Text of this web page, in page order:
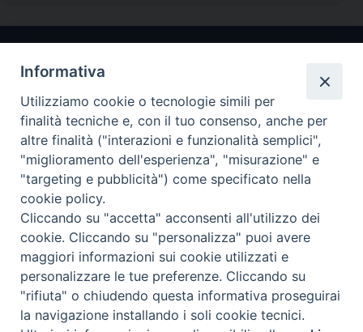
Arcidiocesi di Ravenna-Cervia
CONTATTI
Piazza Arcivescovado, 1 48121- Ravenna
tel 0544.541655
curia@diocesiravennacervia.it
Per segnalazioni tecniche e aggiornamenti:
Informativa
Utilizziamo cookie o tecnologie simili per
finalità tecniche e, con il tuo consenso, anche per
altre finalità ("interazioni e funzionalità semplici",
"miglioramento dell'esperienza", "misurazione" e
"targeting e pubblicità") come specificato nella
cookie policy.
Cliccando su "accetta" acconsenti all'utilizzo dei
cookie. Cliccando su "personalizza" puoi avere
maggiori informazioni sui cookie utilizzati e
personalizzare le tue preferenze. Cliccando su
"rifiuta" o chiudendo questa informativa proseguirai
la navigazione installando i soli cookie tecnici.